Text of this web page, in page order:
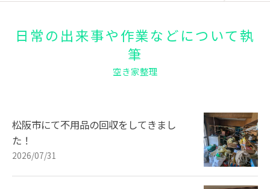
日常の出来事や作業などについて執
筆
空き家整理
松阪市にて不用品の回収をしてきまし
た！
2026/07/31